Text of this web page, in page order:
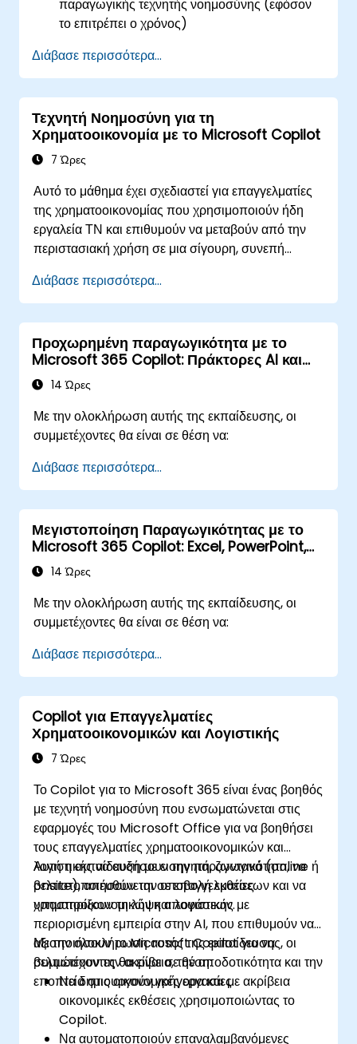
παραγωγικής τεχνητής νοημοσύνης (εφόσον
το επιτρέπει ο χρόνος)
Διάβασε περισσότερα...
Τεχνητή Νοημοσύνη για τη
Χρηματοοικονομία με το Microsoft Copilot
7 Ώρες
Αυτό το μάθημα έχει σχεδιαστεί για επαγγελματίες
της χρηματοοικονομίας που χρησιμοποιούν ήδη
εργαλεία ΤΝ και επιθυμούν να μεταβούν από την
περιστασιακή χρήση σε μια σίγουρη, συνεπή
συμμετέχοντες θα βελτιώσουν τις δεξιότητές τους
στο prompting (διατύπωση ερωτήσεων/
επιταγών) και θα εφαρμόσουν απευθείας το
Copilot σε πραγματικά χρηματοοικονομικά
καθήκοντα, συμπεριλαμβανομένης της
επαλήθευσης δεδομένων, των προβλέψεων, του
εξαιρετικά διαδραστική, βασισμένη σε ζωντανές
ασκήσεις με ρεαλιστικά σύνολα δεδομένων
χρηματοοικονομίας. Όλες οι ασκήσεις ακολουθούν
δύο παράλληλες εργασίες: μία για το Copilot Chat
Copilot (Premium, με αδειοδότηση πληρωμής),
έτσι ώστε κάθε συμμετέχων να εργάζεται με το
είδος της άδειας που διαθέτει ήδη.
Διάβασε περισσότερα...
Προχωρημένη παραγωγικότητα με το
Microsoft 365 Copilot: Πράκτορες AI και
εφαρμογές Microsoft
14 Ώρες
Με την ολοκλήρωση αυτής της εκπαίδευσης, οι
συμμετέχοντες θα είναι σε θέση να:
Διάβασε περισσότερα...
Μεγιστοποίηση Παραγωγικότητας με το
Microsoft 365 Copilot: Excel, PowerPoint,
Outlook και OneNote
14 Ώρες
Με την ολοκλήρωση αυτής της εκπαίδευσης, οι
συμμετέχοντες θα είναι σε θέση να:
Διάβασε περισσότερα...
Copilot για Επαγγελματίες
Χρηματοοικονομικών και Λογιστικής
7 Ώρες
Το Copilot για το Microsoft 365 είναι ένας βοηθός
με τεχνητή νοημοσύνη που ενσωματώνεται στις
εφαρμογές του Microsoft Office για να βοηθήσει
τους επαγγελματίες χρηματοοικονομικών και
λογιστικής να αυξήσουν την παραγωγικότητα, να
βελτιστοποιήσουν την υποβολή εκθέσεων και να
υποστηρίξουν τη λήψη αποφάσεων.
Αυτή η εκπαίδευση με εισηγητή, ζωντανά (online ή
onsite), απευθύνεται σε επαγγελματίες
χρηματοοικονομικών και λογιστικής με
περιορισμένη εμπειρία στην AI, που επιθυμούν να
αξιοποιήσουν το Microsoft Copilot για να
βελτιώσουν την ακρίβεια, την αποδοτικότητα και την
εποπτεία στις οικονομικές εργασίες.
Με την ολοκλήρωση αυτής της εκπαίδευσης, οι
συμμετέχοντες θα είναι σε θέση:
Να δημιουργούν γρήγορα και με ακρίβεια
οικονομικές εκθέσεις χρησιμοποιώντας το
Copilot.
Να αυτοματοποιούν επαναλαμβανόμενες